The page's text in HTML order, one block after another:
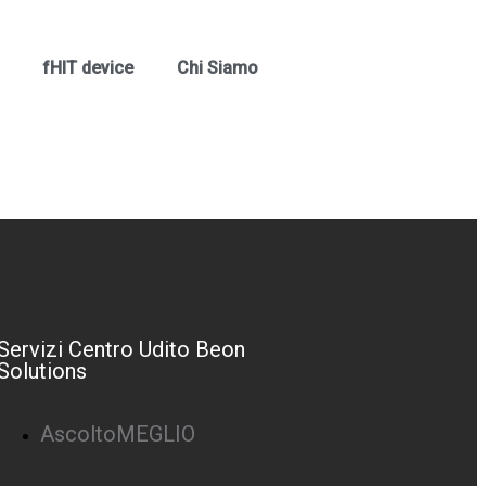
fHIT device Chi Siamo
Centro Udito Beon
AscoltoMEGLIO